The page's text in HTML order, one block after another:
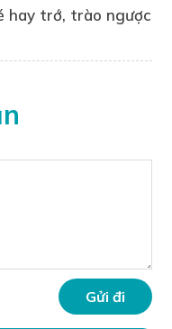
với Dược sĩ
qua
cụ thể về vấn
hay trớ, trào ngược